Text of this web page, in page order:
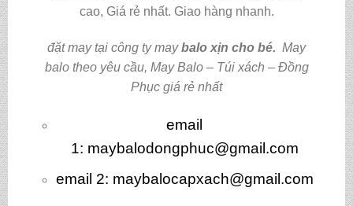
cao, Giá rẻ nhất. Giao hàng nhanh.
đặt may tại công ty maybalo xịn cho bé. May
balo theo yêu cầu, May Balo – Túi xách – Đồng
Phục giá rẻ nhất
email
1: maybalodongphuc@gmail.com
email 2: maybalocapxach@gmail.com